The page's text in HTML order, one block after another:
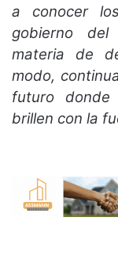
a conocer
gobierno del
materia de
modo,
futuro
brillen con la